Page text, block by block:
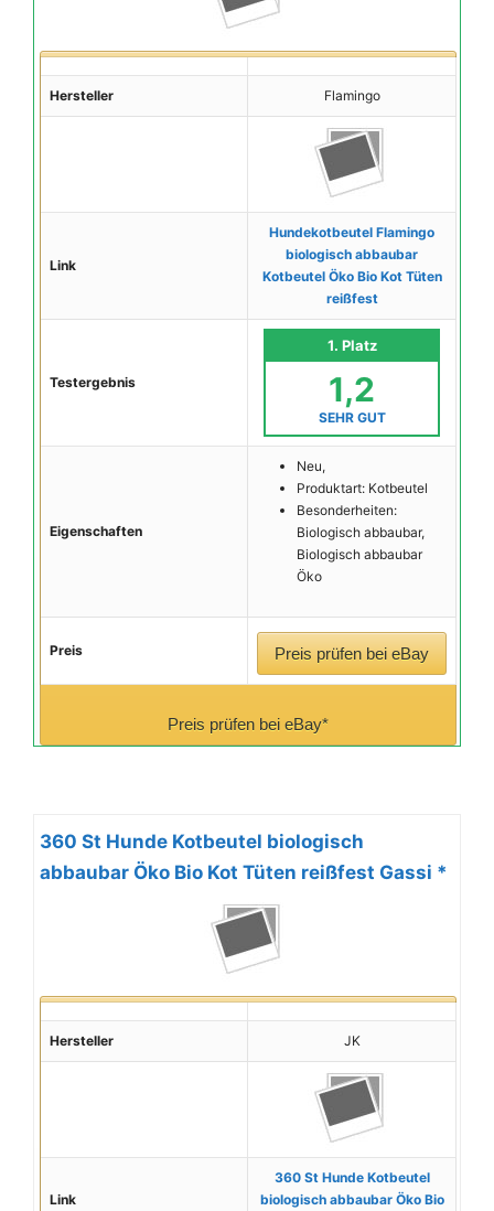
Hersteller Flamingo
Link
Hundekotbeutel Flamingo
biologisch abbaubar
Kotbeutel Öko Bio Kot Tüten
reißfest
Testergebnis
1. Platz
1,2
SEHR GUT
Eigenschaften
Neu,
Produktart: Kotbeutel
Besonderheiten:
Biologisch abbaubar,
Biologisch abbaubar
Öko
Preis Preis prüfen bei eBay
Preis prüfen bei eBay*
360 St Hunde Kotbeutel biologisch
abbaubar Öko Bio Kot Tüten reißfest Gassi *
Hersteller JK
Link
360 St Hunde Kotbeutel
biologisch abbaubar Öko Bio